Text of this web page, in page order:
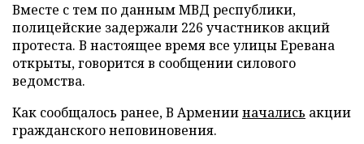
Вместе с тем по данным МВД республики,
полицейские задержали 226 участников акций
протеста. В настоящее время все улицы Еревана
открыты, говорится в сообщении силового
ведомства.
Как сообщалось ранее, В Арменииначались акции
гражданского неповиновения.